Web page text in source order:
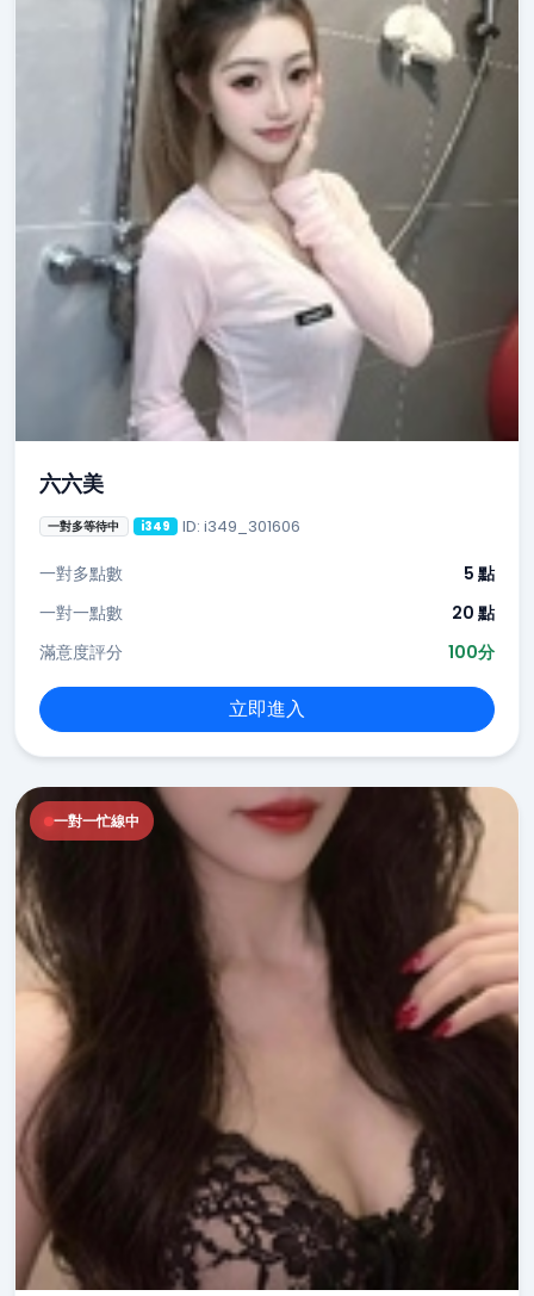
六六美
一對多等待中 i349 ID: i349_301606
一對多點數
5 點
一對一點數
20 點
滿意度評分
100分
立即進入
一對一忙線中